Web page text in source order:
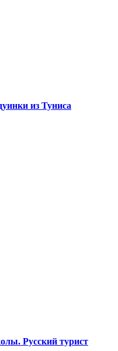
из Туниса
Русский турист